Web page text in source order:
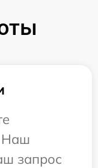
Наш
запрос